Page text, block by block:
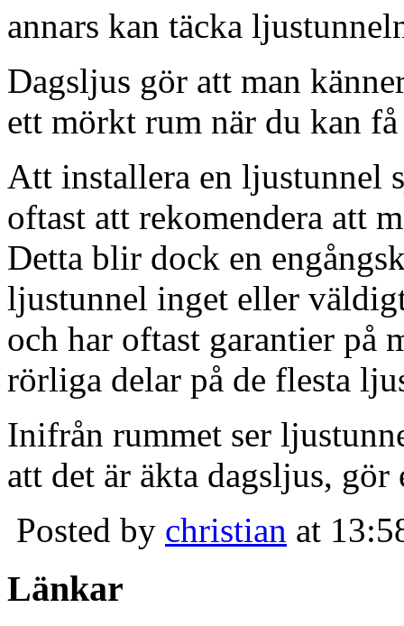
annars kan täcka
Dagsljus gör att man
ett mörkt rum när du kan
Att installera en ljustunnel
oftast att rekomendera att
Detta blir dock en
ljustunnel inget eller
och har oftast garantier på
rörliga delar på de flesta
Inifrån rummet ser
att det är äkta dagsljus,
Posted by christian at
Länkar